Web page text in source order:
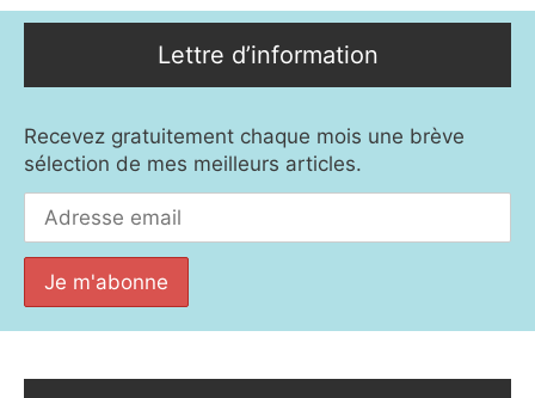
Lettre d’information
Recevez gratuitement chaque mois une brève
sélection de mes meilleurs articles.